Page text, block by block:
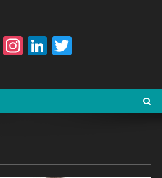
Facebook
Instagram
LinkedIn